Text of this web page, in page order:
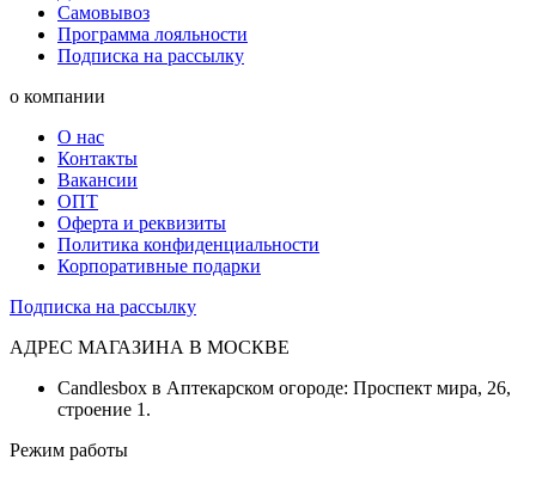
Самовывоз
Программа лояльности
Подписка на рассылку
о компании
О нас
Контакты
Вакансии
ОПТ
Оферта и реквизиты
Политика конфиденциальности
Корпоративные подарки
Подписка на рассылку
АДРЕС МАГАЗИНА В МОСКВЕ
Candlesbox в Аптекарском огороде: Проспект мира, 26,
строение 1.
Режим работы